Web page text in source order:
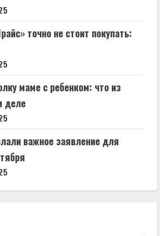
точно не стоит покупать:
маме с ребенком: что из
деле
важное заявление для